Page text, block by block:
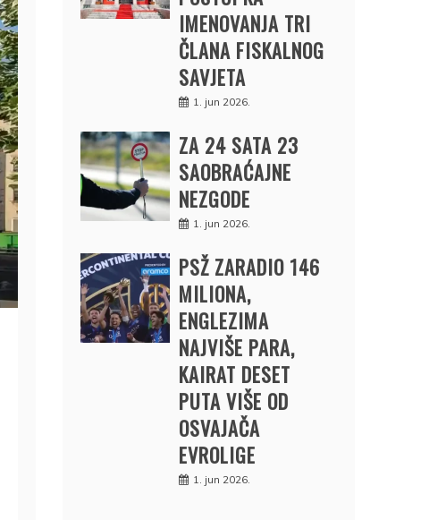
IMENOVANJA TRI
ČLANA FISKALNOG
SAVJETA
1. jun 2026.
ZA 24 SATA 23
SAOBRAĆAJNE
NEZGODE
1. jun 2026.
PSŽ ZARADIO 146
MILIONA,
ENGLEZIMA
NAJVIŠE PARA,
KAIRAT DESET
PUTA VIŠE OD
OSVAJAČA
EVROLIGE
1. jun 2026.